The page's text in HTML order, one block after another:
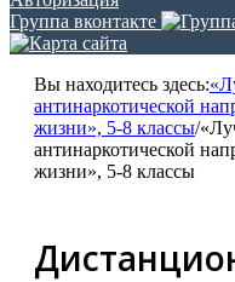
Группа вконтакте
Вы находитесь здесь:
антинаркотической
жизни», 5-8 классы/
антинаркотической
жизни», 5-8 классы